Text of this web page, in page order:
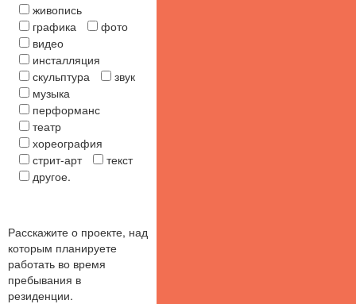
живопись
графика
фото
видео
инсталляция
скульптура
звук
музыка
перформанс
театр
хореография
стрит-арт
текст
другое.
Расскажите о проекте, над
которым планируете
работать во время
пребывания в
резиденции.